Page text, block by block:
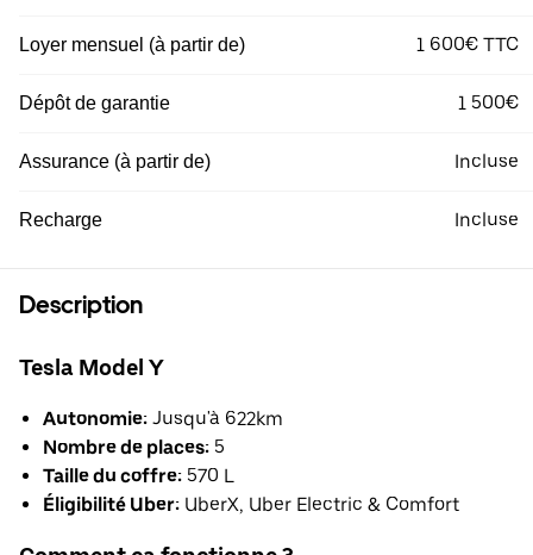
Loyer mensuel (à partir de) 1 600€ TTC
Dépôt de garantie 1 500€
Assurance (à partir de) Incluse
Recharge Incluse
Description
Tesla Model Y
Autonomie: Jusqu'à 622km
Nombre de places: 5
Taille du coffre: 570 L
Éligibilité Uber: UberX, Uber Electric & Comfort